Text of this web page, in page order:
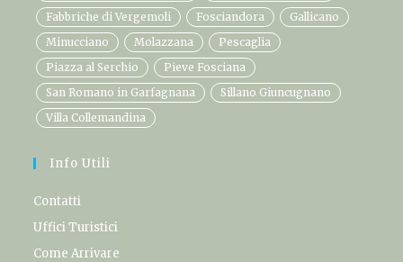
Fabbriche di Vergemoli
Fosciandora
Gallicano
Minucciano
Molazzana
Pescaglia
Piazza al Serchio
Pieve Fosciana
San Romano in Garfagnana
Sillano Giuncugnano
Villa Collemandina
Info Utili
Contatti
Uffici Turistici
Come Arrivare